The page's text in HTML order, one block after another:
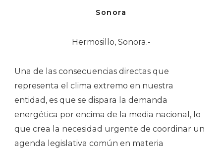
Sonora
Hermosillo, Sonora.-
Una de las consecuencias directas que
representa el clima extremo en nuestra
entidad, es que se dispara la demanda
energética por encima de la media nacional, lo
que crea la necesidad urgente de coordinar un
agenda legislativa común en materia